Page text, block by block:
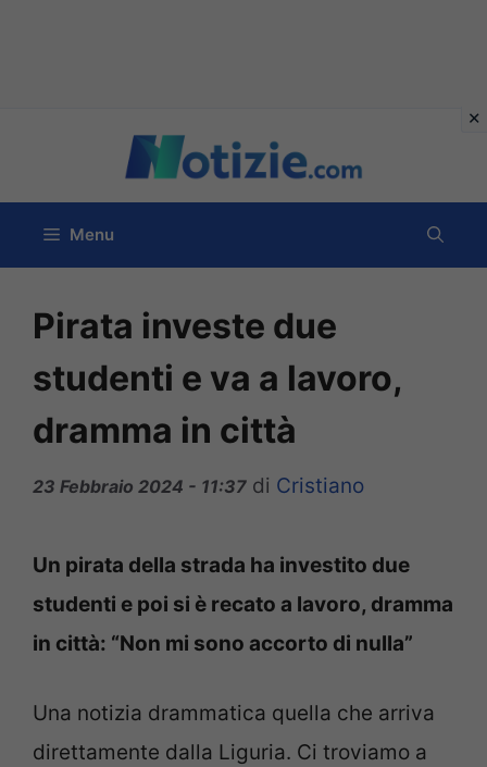
contenuto
Menu
Pirata investe due
studenti e va a lavoro,
dramma in città
23 Febbraio 2024 - 11:37 di Cristiano
Un pirata della strada ha investito due
studenti e poi si è recato a lavoro, dramma
in città: “Non mi sono accorto di nulla”
Una notizia drammatica quella che arriva
direttamente dalla Liguria. Ci troviamo a